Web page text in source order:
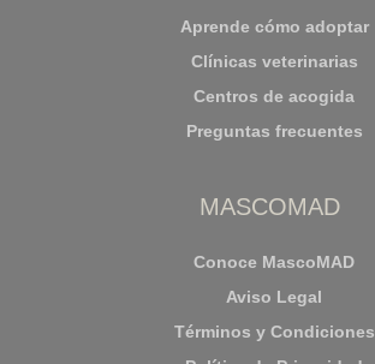
Aprende cómo adoptar
Clínicas veterinarias
Centros de acogida
Preguntas frecuentes
MASCOMAD
Conoce MascoMAD
Aviso Legal
Términos y Condiciones